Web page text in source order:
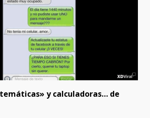
y calculadoras… de